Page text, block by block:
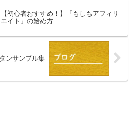
【初心者おすすめ！】「もしもアフィリ
エイト」の始め方
ンサンプル集